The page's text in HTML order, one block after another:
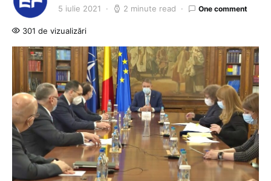
5 iulie 2021 2 minute read One comment
301 de vizualizări